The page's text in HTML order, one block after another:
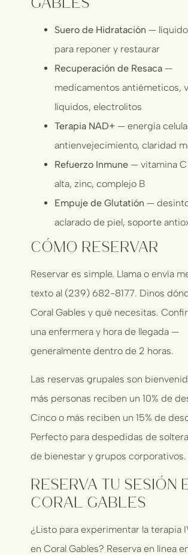
Suero de Hidratación —
para reponer y restaurar
Recuperación de Resaca —
medicamentos antiémeticos,
líquidos, electrolitos
Terapia NAD+ — energía
antienvejecimiento, claridad
Refuerzo Inmune — vitamina
alta, zinc, complejo B
Empuje de Glutatión —
aclarado de piel, soporte
Cómo Reservar
Reservar es simple. Llama o envía
texto al (239) 682-8177. Dinos
Coral Gables y qué necesitas.
una enfermera y hora de llegada —
generalmente dentro de 2 horas.
Las reservas grupales son
más personas reciben un 10% de
Cinco o más reciben un 15% de
Perfecto para despedidas de
de bienestar y grupos corporativos.
Reserva Tu Sesión
Coral Gables
¿Listo para experimentar la terapia
en Coral Gables? Reserva en línea